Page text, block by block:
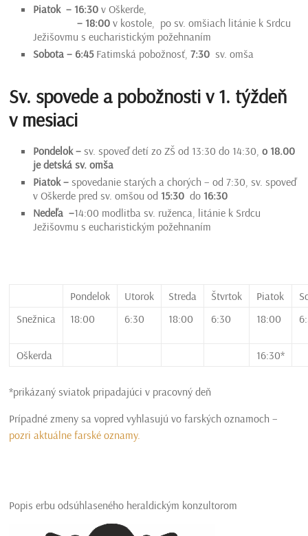
Piatok – 16:30 v Oškerde,
– 18:00v kostole, po sv. omšiach litánie k Srdcu
Ježišovmu s eucharistickým požehnaním
Sobota – 6:45Fatimská pobožnosť,7:30 sv. omša
Sv. spovede a pobožnosti v 1. týždeň
v mesiaci
Pondelok – sv. spoveď detí zo ZŠ od 13:30 do 14:30,o 18.00
je detská sv. omša
Piatok – spovedanie starých a chorých – od 7:30, sv. spoveď
v Oškerde pred sv. omšou od 15:30 do 16:30
Nedeľa –14:00 modlitba sv. ruženca, litánie k Srdcu
Ježišovmu s eucharistickým požehnaním
Pondelok Utorok Streda Štvrtok Piatok
Snežnica
18:00 6:30 18:00 6:30 18:00
Oškerda 16:30*
*prikázaný sviatok pripadajúci v pracovný deň
Prípadné zmeny sa vopred vyhlasujú vo farských oznamoch –
pozri aktuálne farské oznamy.
Popis erbu odsúhlaseného heraldickým konzultorom